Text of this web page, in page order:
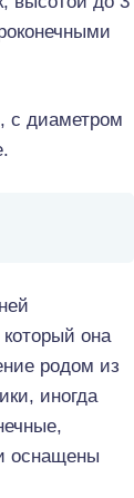
с диаметром
она
родом из
иногда
оснащены